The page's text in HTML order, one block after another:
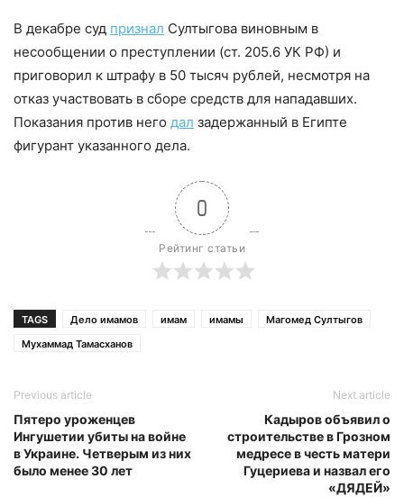
В декабре суд признал Султыгова виновным в
несообщении о преступлении (ст. 205.6 УК РФ) и
приговорил к штрафу в 50 тысяч рублей, несмотря на
отказ участвовать в сборе средств для нападавших.
Показания против него дал задержанный в Египте
фигурант указанного дела.
0
Рейтинг статьи
TAGS Дело имамов имам имамы
Магомед Султыгов
Мухаммад Тамасханов
Previous article
Пятеро уроженцев
Ингушетии убиты на войне
в Украине. Четверым из них
было менее 30 лет
Next article
Кадыров объявил о
строительстве в Грозном
медресе в честь матери
Гуцериева и назвал его
«ДЯДЕЙ»